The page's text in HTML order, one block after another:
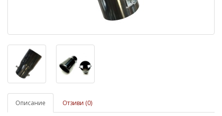
Описание Отзиви (0)